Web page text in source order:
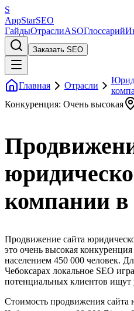
S
AppStarSEO
ГайдыОтраслиASOГлоссарий
Заказать SEO
Главная Отрасли
Конкуренция: Очень высокая
компании в
Продвижение сайта
это очень высокая
населением 450 000 человек.
Чебоксарах локальное SEO
потенциальных клиентов ищут
Стоимость продвижения сайта